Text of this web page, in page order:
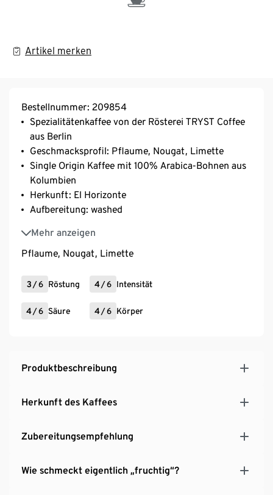
Artikel merken
Bestellnummer: 209854
Spezialitätenkaffee von der Rösterei TRYST Coffee
aus Berlin
Geschmacksprofil: Pflaume, Nougat, Limette
Single Origin Kaffee mit 100% Arabica-Bohnen aus
Kolumbien
Herkunft: El Horizonte
Aufbereitung: washed
Mehr anzeigen
Varietät: Castillo
Pflaume, Nougat, Limette
3 /6 Röstung 4/6 Intensität
4/6 Säure 4/6 Körper
Produktbeschreibung
Herkunft des Kaffees
Zubereitungsempfehlung
Wie schmeckt eigentlich „fruchtig“?